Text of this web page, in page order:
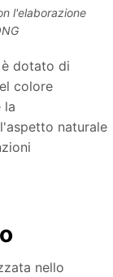
l'elaborazione
è dotato di
colore
la
naturale
nello